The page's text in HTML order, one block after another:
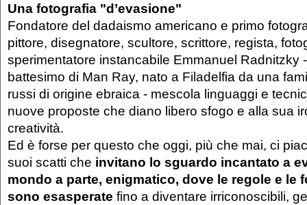
Una fotografia "d’evasione"
Fondatore del dadaismo americano e primo
pittore, disegnatore, scultore, scrittore, regista,
sperimentatore instancabile Emmanuel Radnitzky
battesimo di Man Ray, nato a Filadelfia da una
russi di origine ebraica - mescola linguaggi e
nuove proposte che diano libero sfogo e alla sua
creatività.
Ed è forse per questo che oggi, più che mai, ci
suoi scatti che invitano lo sguardo incantato a
mondo a parte, enigmatico, dove le regole e le
sono esasperate fino a diventare irriconoscibili,